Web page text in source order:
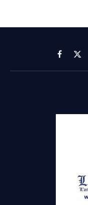
Facebook
X